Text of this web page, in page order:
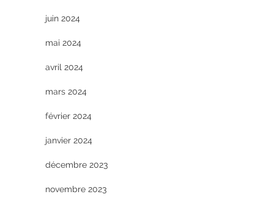
juin 2024
mai 2024
avril 2024
mars 2024
février 2024
janvier 2024
décembre 2023
novembre 2023